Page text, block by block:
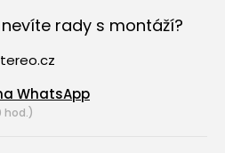
rady s montáží?
WhatsApp
hod.)